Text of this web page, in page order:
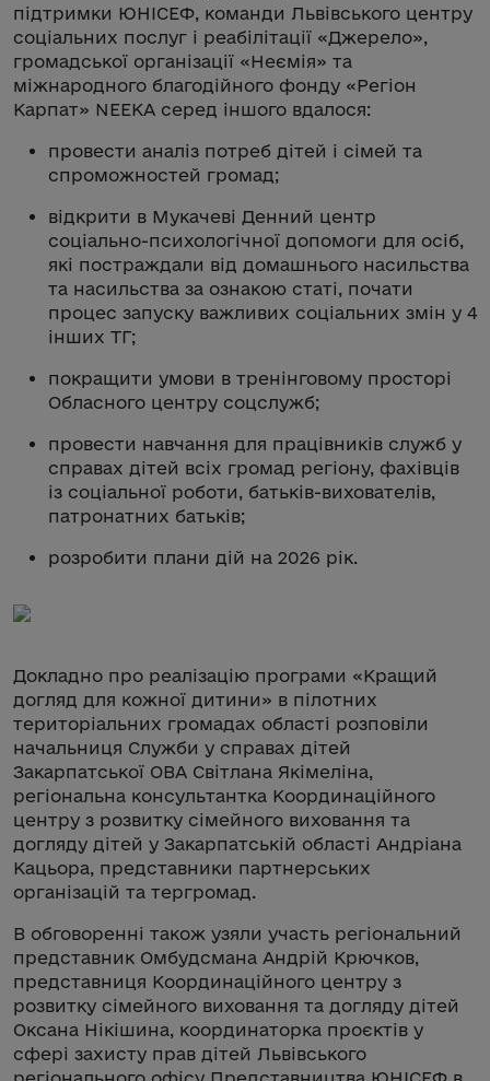
підтримки ЮНІСЕФ, команди Львівського центру
соціальних послуг і реабілітації «Джерело»,
громадської організації «Неємія» та
міжнародного благодійного фонду «Регіон
Карпат» NEEKA серед іншого вдалося:
провести аналіз потреб дітей і сімей та
спроможностей громад;
відкрити в Мукачеві Денний центр
соціально-психологічної допомоги для осіб,
які постраждали від домашнього насильства
та насильства за ознакою статі, почати
процес запуску важливих соціальних змін у 4
інших ТГ;
покращити умови в тренінговому просторі
Обласного центру соцслужб;
провести навчання для працівників служб у
справах дітей всіх громад регіону, фахівців
із соціальної роботи, батьків-вихователів,
патронатних батьків;
розробити плани дій на 2026 рік.
Докладно про реалізацію програми «Кращий
догляд для кожної дитини» в пілотних
територіальних громадах області розповіли
начальниця Служби у справах дітей
Закарпатської ОВА Світлана Якімеліна,
регіональна консультантка Координаційного
центру з розвитку сімейного виховання та
догляду дітей у Закарпатській області Андріана
Кацьора, представники партнерських
організацій та тергромад.
В обговоренні також узяли участь регіональний
представник Омбудсмана Андрій Крючков,
представниця Координаційного центру з
розвитку сімейного виховання та догляду дітей
Оксана Нікішина, координаторка проєктів у
сфері захисту прав дітей Львівського